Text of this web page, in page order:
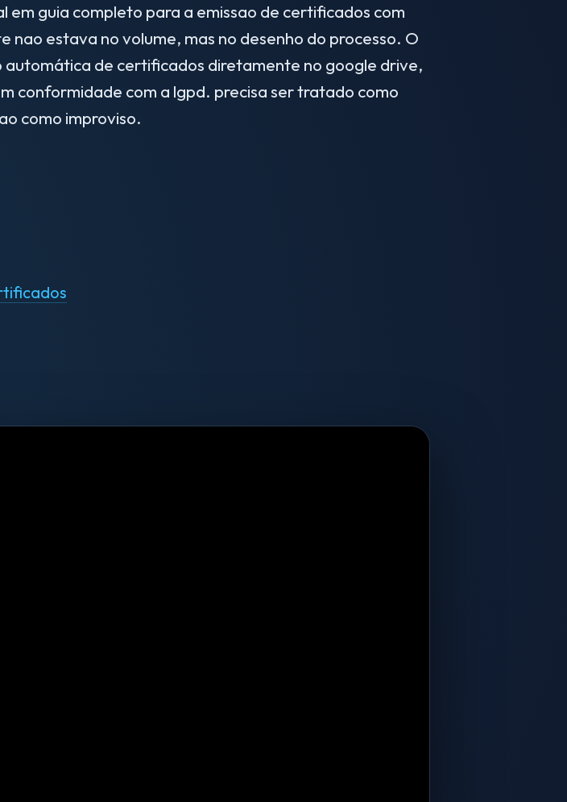
guia completo para a emissao de certificados com
estava no volume, mas no desenho do processo. O
de certificados diretamente no google drive,
conformidade com a lgpd. precisa ser tratado como
como improviso.